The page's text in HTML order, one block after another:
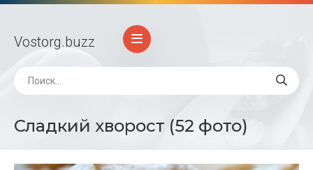
Vostorg.buzz
Сладкий хворост (52 фото)